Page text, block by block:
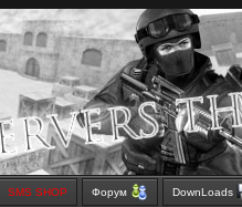
SMS SHOP Форум DownLoads